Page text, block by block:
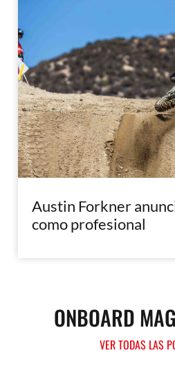
Austin Forkner
como profesional
ONBOARD
VER TODAS LAS